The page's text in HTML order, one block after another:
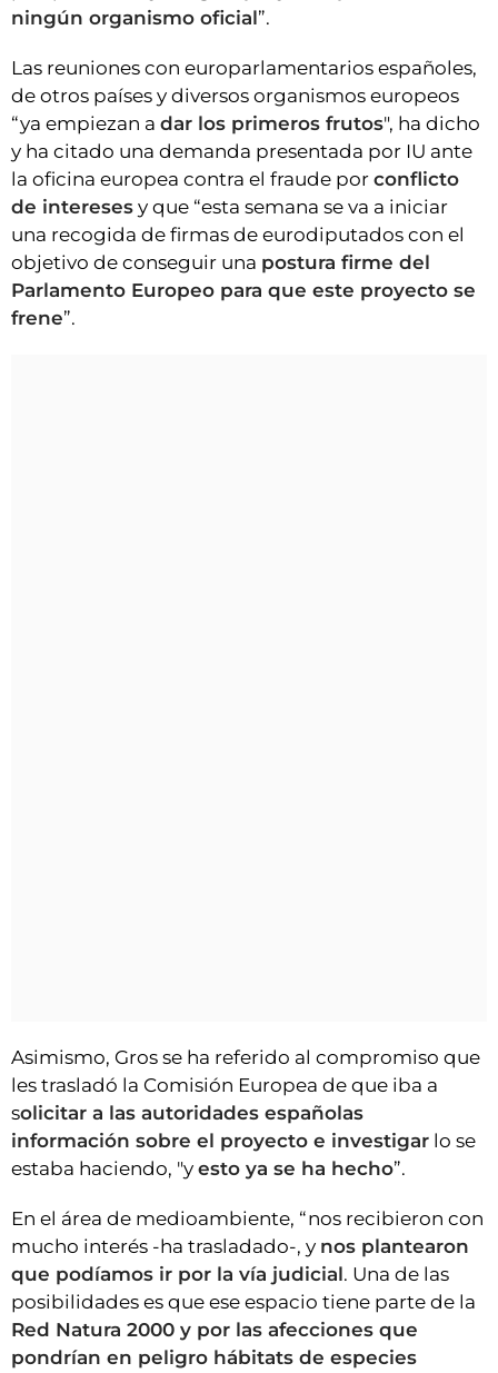
ningún organismo oficial”.
Las reuniones con europarlamentarios españoles,
de otros países y diversos organismos europeos
“ya empiezan a dar los primeros frutos", ha dicho
y ha citado una demanda presentada por IU ante
la oficina europea contra el fraude por conflicto
de intereses y que “esta semana se va a iniciar
una recogida de firmas de eurodiputados con el
objetivo de conseguir una postura firme del
Parlamento Europeo para que este proyecto se
frene”.
Asimismo, Gros se ha referido al compromiso que
les trasladó la Comisión Europea de que iba a
solicitar a las autoridades españolas
información sobre el proyecto e investigar lo se
estaba haciendo, "y esto ya se ha hecho”.
En el área de medioambiente, “nos recibieron con
mucho interés -ha trasladado-, y nos plantearon
que podíamos ir por la vía judicial. Una de las
posibilidades es que ese espacio tiene parte de la
Red Natura 2000 y por las afecciones que
pondrían en peligro hábitats de especies